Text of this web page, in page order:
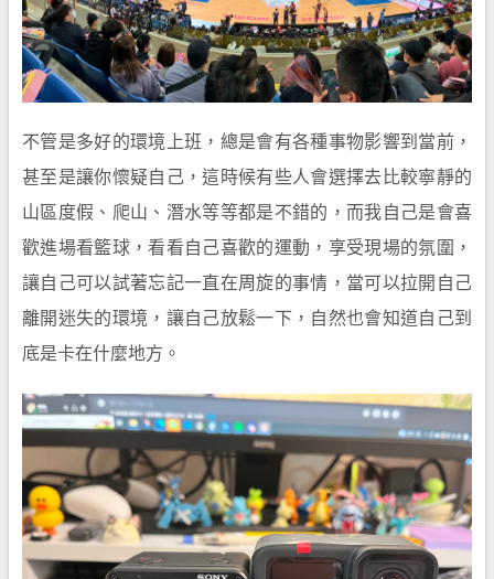
不管是多好的環境上班，總是會有各種事物影響到當前，
甚至是讓你懷疑自己，這時候有些人會選擇去比較寧靜的
山區度假、爬山、潛水等等都是不錯的，而我自己是會喜
歡進場看籃球，看看自己喜歡的運動，享受現場的氛圍，
讓自己可以試著忘記一直在周旋的事情，當可以拉開自己
離開迷失的環境，讓自己放鬆一下，自然也會知道自己到
底是卡在什麼地方。